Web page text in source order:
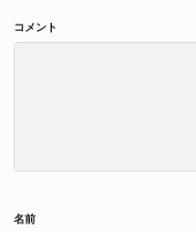
コメント
名前